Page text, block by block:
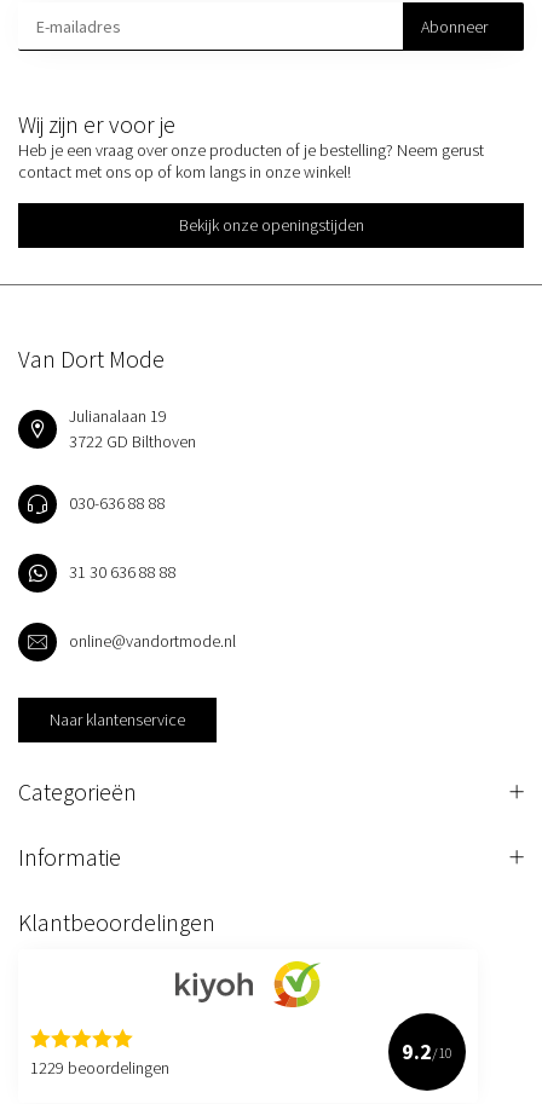
Wij zijn er voor je
Heb je een vraag over onze producten of je bestelling? Neem gerust
contact met ons op of kom langs in onze winkel!
Bekijk onze openingstijden
Abonneer
Van Dort Mode
Julianalaan 19
3722 GD Bilthoven
030-636 88 88
31 30 636 88 88
online@vandortmode.nl
Naar klantenservice
Categorieën
Informatie
Klantbeoordelingen
1229 beoordelingen
9.2/10